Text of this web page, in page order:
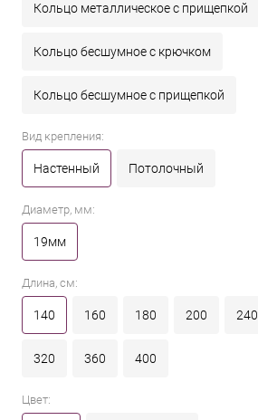
Кольцо металлическое с прищепкой
Кольцо бесшумное с крючком
Кольцо бесшумное с прищепкой
Вид крепления:
Настенный Потолочный
Диаметр, мм:
19мм
Длина, см:
140 160 180 200 240
320 360 400
Цвет: